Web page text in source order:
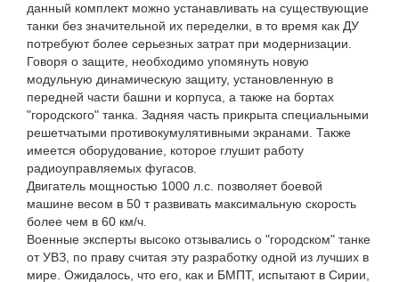
данный комплект можно устанавливать на существующие
танки без значительной их переделки, в то время как ДУ
потребуют более серьезных затрат при модернизации.
Говоря о защите, необходимо упомянуть новую
модульную динамическую защиту, установленную в
передней части башни и корпуса, а также на бортах
"городского" танка. Задняя часть прикрыта специальными
решетчатыми противокумулятивными экранами. Также
имеется оборудование, которое глушит работу
радиоуправляемых фугасов.
Двигатель мощностью 1000 л.с. позволяет боевой
машине весом в 50 т развивать максимальную скорость
более чем в 60 км/ч.
Военные эксперты высоко отзывались о "городском" танке
от УВЗ, по праву считая эту разработку одной из лучших в
мире. Ожидалось, что его, как и БМПТ, испытают в Сирии,